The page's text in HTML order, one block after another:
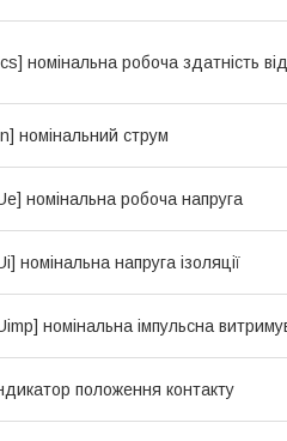
номінальна робоча здатність
номінальний струм
номінальна робоча напруга
номінальна напруга ізоляції
номінальна імпульсна
положення контакту